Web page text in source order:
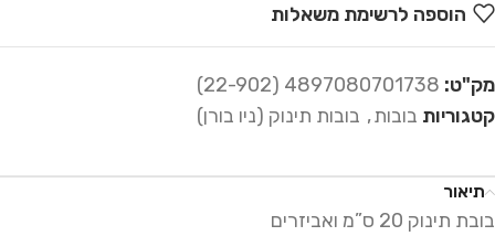
הוספה לרשימת משאלות
מק"ט: 4897080701738 (22-902)
קטגוריות בובות, בובות תינוק (ניו בורן)
תיאור
בובת תינוק 20 ס”מ ואביזרים